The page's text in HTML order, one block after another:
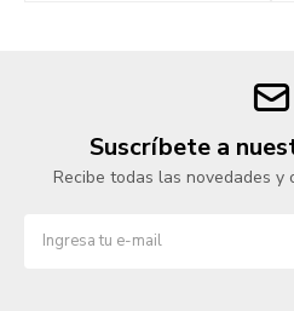
Suscríbete a
Recibe todas las novedades